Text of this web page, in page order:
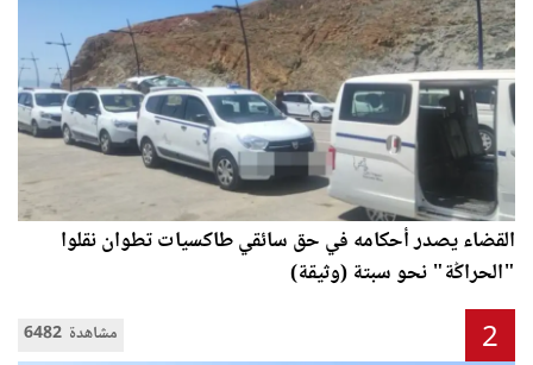
القضاء يصدر أحكامه في حق سائقي طاكسيات تطوان نقلوا
"الحراݣة" نحو سبتة (وثيقة)
6482 مشاهدة 2